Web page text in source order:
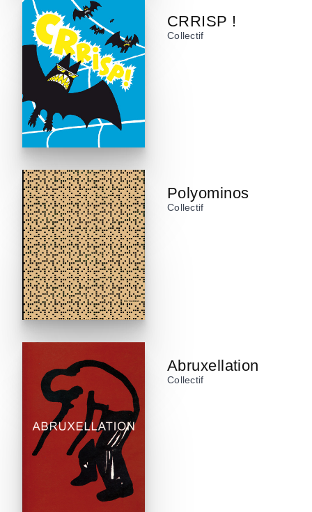
CRRISP !
Collectif
Polyominos
Collectif
Abruxellation
Collectif